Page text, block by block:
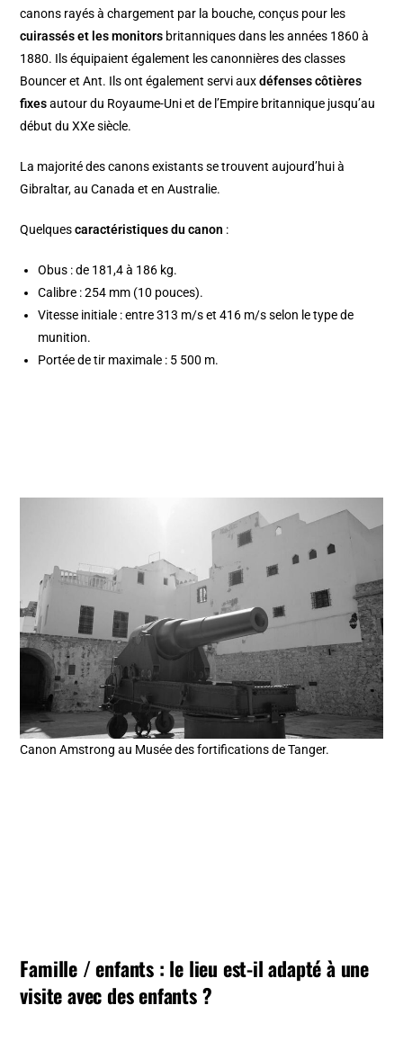
canons rayés à chargement par la bouche, conçus pour les
cuirassés et les monitors britanniques dans les années 1860 à
1880. Ils équipaient également les canonnières des classes
Bouncer et Ant. Ils ont également servi auxdéfenses côtières
fixesautour du Royaume-Uni et de l’Empire britannique jusqu’au
début du XXe siècle.
La majorité des canons existants se trouvent aujourd’hui à
Gibraltar, au Canada et en Australie.
Quelquescaractéristiques du canon :
Obus : de 181,4 à 186 kg.
Calibre : 254 mm (10 pouces).
Vitesse initiale : entre 313 m/s et 416 m/s selon le type de
munition.
Portée de tir maximale : 5 500 m.
Canon Amstrong au Musée des fortifications de Tanger.
Famille / enfants : le lieu est-il adapté à une
visite avec des enfants ?